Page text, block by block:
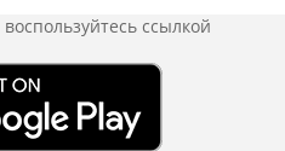
воспользуйтесь ссылкой